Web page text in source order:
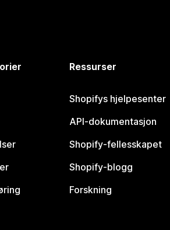
Ressurser
Shopifys hjelpesenter
API-dokumentasjon
Shopify-fellesskapet
Shopify-blogg
Forskning